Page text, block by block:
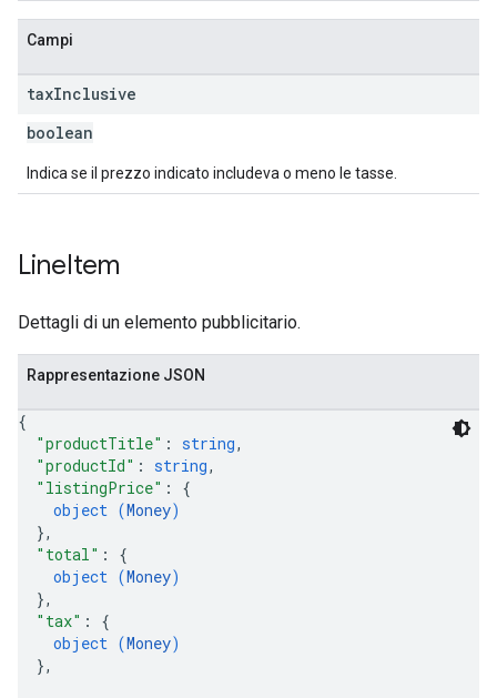
Campi
taxInclusive
boolean
Indica se il prezzo indicato includeva o meno le tasse.
LineItem
Dettagli di un elemento pubblicitario.
Rappresentazione JSON
{
"productTitle" : string,
"productId" : string,
"listingPrice" : {
object (Money)
},
"total" : {
object (Money)
},
"tax" : {
object (Money)
},